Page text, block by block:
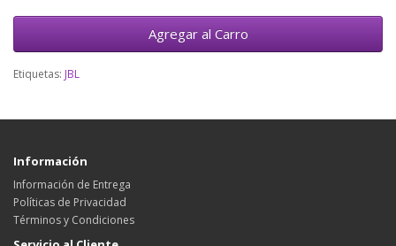
Agregar al Carro
Etiquetas: JBL
Información
Información de Entrega
Políticas de Privacidad
Términos y Condiciones